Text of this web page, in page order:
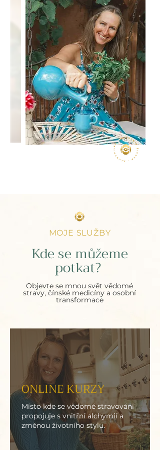
MOJE SLUŽBY
Kde se můžeme
potkat?
Objevte se mnou svět vědomé
stravy, čínské medicíny a osobní
transformace
ONLINE KURZY
Místo kde se vědomé stravování
propojuje s vnitřní alchymií a
změnou životního stylu.